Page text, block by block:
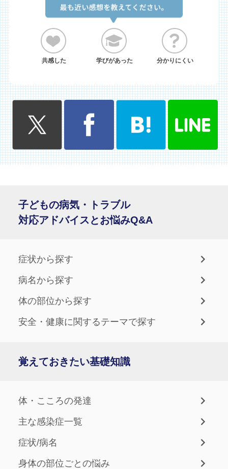
共感した 学びがあった 分かりにくい
子どもの病気・トラブル
対応アドバイスとお悩みQ&A
症状から探す
病名から探す
体の部位から探す
安全・健康に関するテーマで探す
覚えておきたい基礎知識
体・こころの発達
主な感染症一覧
症状/病名
身体の部位ごとの悩み